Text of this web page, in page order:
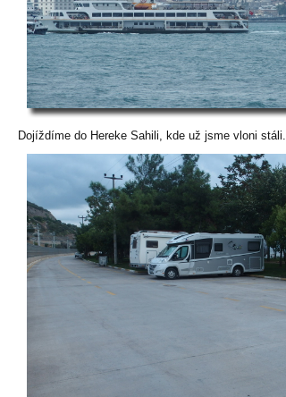
Dojíždíme do Hereke Sahili, kde už jsme vloni stáli.